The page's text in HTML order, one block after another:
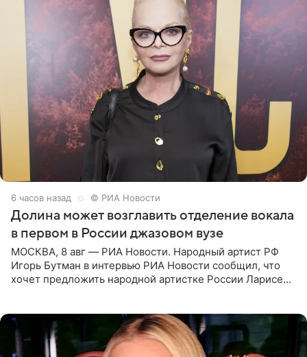
6 часов назад © РИА Новости
Долина может возглавить отделение вокала
в первом в России джазовом вузе
МОСКВА, 8 авг — РИА Новости. Народный артист РФ
Игорь Бутман в интервью РИА Новости сообщил, что
хочет предложить народной артистке России Ларисе